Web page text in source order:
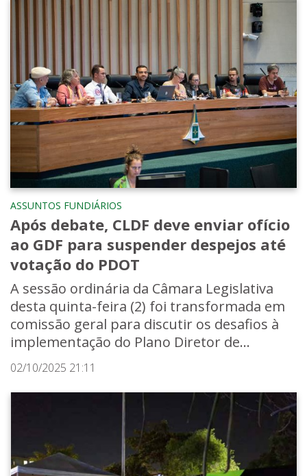
ASSUNTOS FUNDIÁRIOS
Após debate, CLDF deve enviar ofício
ao GDF para suspender despejos até
votação do PDOT
A sessão ordinária da Câmara Legislativa
desta quinta-feira (2) foi transformada em
comissão geral para discutir os desafios à
implementação do Plano Diretor de...
02/10/2025 21:11